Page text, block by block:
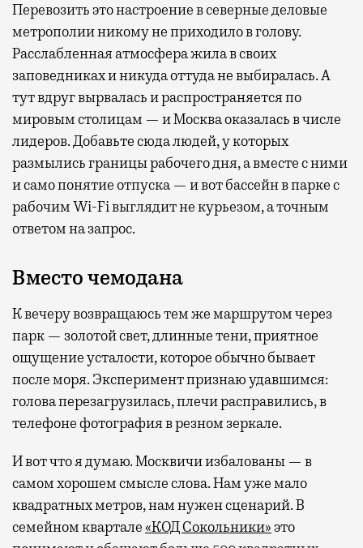
Перевозить это настроение в северные деловые
метрополии никому не приходило в голову.
Расслабленная атмосфера жила в своих
заповедниках и никуда оттуда не выбиралась. А
тут вдруг вырвалась и распространяется по
мировым столицам — и Москва оказалась в числе
лидеров. Добавьте сюда людей, у которых
размылись границы рабочего дня, а вместе с ними
и само понятие отпуска — и вот бассейн в парке с
рабочим Wi-Fi выглядит не курьезом, а точным
ответом на запрос.
Вместо чемодана
К вечеру возвращаюсь тем же маршрутом через
парк — золотой свет, длинные тени, приятное
ощущение усталости, которое обычно бывает
после моря. Эксперимент признаю удавшимся:
голова перезагрузилась, плечи расправились, в
телефоне фотография в резном зеркале.
И вот что я думаю. Москвичи избалованы — в
самом хорошем смысле слова. Нам уже мало
квадратных метров, нам нужен сценарий. В
семейном квартале«КОД Сокольники»это